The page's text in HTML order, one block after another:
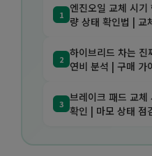
1 엔진오일 교체 시
량 상태 확인법 | 교
2 하이브리드 차는 진
연비 분석 | 구매 가
3 브레이크 패드 교체
확인 | 마모 상태 점